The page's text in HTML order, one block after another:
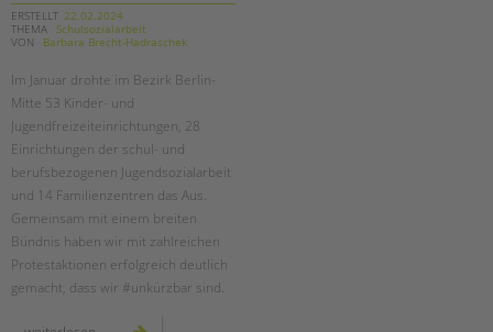
ERSTELLT 22.02.2024
THEMA Schulsozialarbeit
VON
Barbara Brecht-Hadraschek
Im Januar drohte im Bezirk Berlin-
Mitte 53 Kinder- und
Jugendfreizeiteinrichtungen, 28
Einrichtungen der schul- und
berufsbezogenen Jugendsozialarbeit
und 14 Familienzentren das Aus.
Gemeinsam mit einem breiten
Bündnis haben wir mit zahlreichen
Protestaktionen erfolgreich deutlich
gemacht, dass wir #unkürzbar sind.